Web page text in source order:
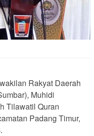
Rakyat Daerah
Muhidi
Tilawatil Quran
Padang Timur,